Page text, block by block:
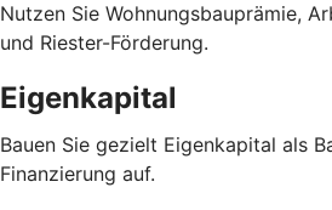
Nutzen Sie Wohnungsbauprämie,
und Riester-Förderung.
Eigenkapital
Bauen Sie gezielt Eigenkapital als
Finanzierung auf.